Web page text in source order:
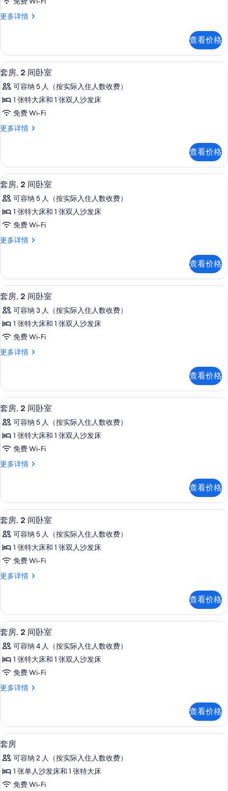
景
的
所
有
照
片
更多详情
套
景
观
更
信
息
查看价格
显
示
套
房,
间
室
的
所
有
照
片
高档床上用品、Select Comfort 床、
4
套房, 2 间卧室
可容纳 5 人（按实际入住人数收费）
1 张特大床和 1 张双人沙发床
免费 Wi-Fi
更多详情
套
卧
室
更
信
息
查看价格
显
示
套
房,
间
室
的
所
有
照
片
高档床上用品、Select Comfort 床、
4
套房, 2 间卧室
可容纳 5 人（按实际入住人数收费）
1 张特大床和 1 张双人沙发床
免费 Wi-Fi
更多详情
套
卧
室
更
信
息
查看价格
显
示
套
房,
间
室
的
所
有
照
片
高档床上用品、Select Comfort 床、
4
套房, 2 间卧室
可容纳 3 人（按实际入住人数收费）
1 张特大床和 1 张双人沙发床
免费 Wi-Fi
更多详情
套
卧
室
更
信
息
查看价格
显
示
套
房,
间
室
的
所
有
照
片
高档床上用品、Select Comfort 床、
4
套房, 2 间卧室
可容纳 5 人（按实际入住人数收费）
1 张特大床和 1 张双人沙发床
免费 Wi-Fi
更多详情
套
卧
室
更
信
息
查看价格
显
示
套
房,
间
室
的
所
有
照
片
高档床上用品、Select Comfort 床、
4
套房, 2 间卧室
可容纳 5 人（按实际入住人数收费）
1 张特大床和 1 张双人沙发床
免费 Wi-Fi
更多详情
套
卧
室
更
信
息
查看价格
显
示
套
房,
间
室
的
所
有
照
片
高档床上用品、Select Comfort 床、
4
套房, 2 间卧室
可容纳 4 人（按实际入住人数收费）
1 张特大床和 1 张双人沙发床
免费 Wi-Fi
更多详情
套
卧
室
更
信
息
查看价格
显
示
套
房
高档床上用品、Select Comfort 床、
8
套房
可容纳 2 人（按实际入住人数收费）
1 张单人沙发床和 1 张特大床
免费 Wi-Fi